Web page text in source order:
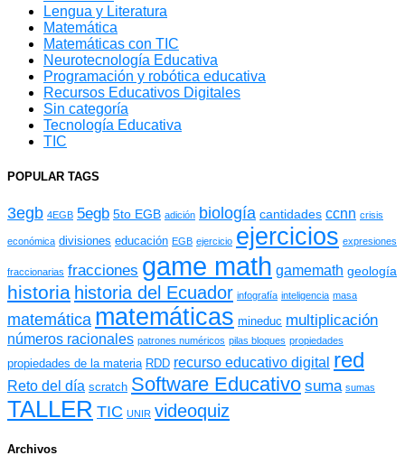
Lengua y Literatura
Matemática
Matemáticas con TIC
Neurotecnología Educativa
Programación y robótica educativa
Recursos Educativos Digitales
Sin categoría
Tecnología Educativa
TIC
POPULAR TAGS
3egb 4EGB 5egb 5to EGB adición biología cantidades ccnn crisis
económica divisiones educación EGB ejercicio ejercicios expresiones
fraccionarias fracciones game math gamemath geología
historia historia del Ecuador infografía inteligencia masa
matemática matemáticas mineduc multiplicación
números racionales patrones numéricos pilas bloques propiedades
propiedades de la materia RDD recurso educativo digital red
Reto del día scratch Software Educativo suma sumas
TALLER TIC UNIR videoquiz
Archivos